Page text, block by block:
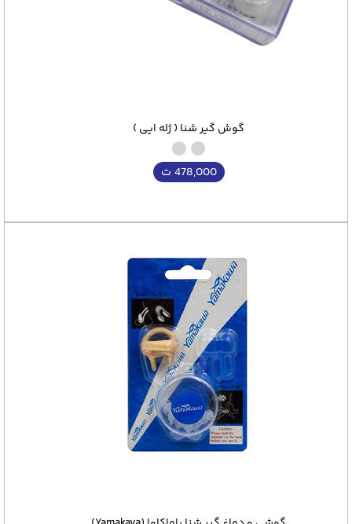
گوش گیر شنا ( ژله ایی )
478,000 ت